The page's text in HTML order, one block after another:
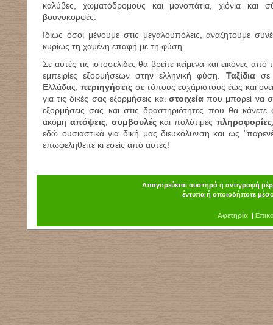
καλύβες, χωματόδρομους και μονοπάτια, χιόνια και
βουνοκορφές.
Ιδίως όσοι μένουμε στις μεγαλουπόλεις, αναζητούμε
κυρίως τη χαμένη επαφή με τη φύση.
Σε αυτές τις ιστοσελίδες θα βρείτε κείμενα και εικόνες
εμπειρίες εξορμήσεων στην ελληνική φύση. Ταξίδιασε
Ελλάδας,περιηγήσεις σε τόπους ευχάριστους έως και
για τις δικές σας εξορμήσεις και στοιχεία που μπορεί να
εξορμήσεις σας και στις δραστηριότητες που θα κάνετε
ακόμη απόψεις, συμβουλέςκαι πολύτιμες πληροφορίες
εδώ ουσιαστικά για δική μας διευκόλυνση και ως
επωφεληθείτε κι εσείς από αυτές!
Απαγορεύεται αυστηρά η αντιγραφή
έντυπα ή οποιοδήποτε
Αφετηρία|